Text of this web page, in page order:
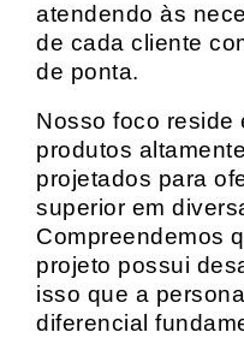
atendendo às
de cada cliente
de ponta.
Nosso foco reside
produtos
projetados para
superior em
Compreendemos
projeto possui
isso que a
diferencial